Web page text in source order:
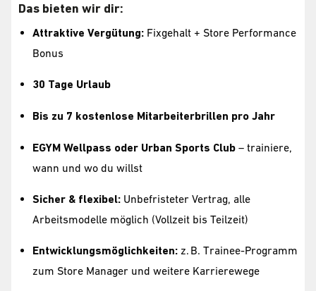
Das bieten wir dir:
Attraktive Vergütung: Fixgehalt + Store Performance
Bonus
30 Tage Urlaub
Bis zu 7 kostenlose Mitarbeiterbrillen pro Jahr
EGYM Wellpass oder Urban Sports Club – trainiere,
wann und wo du willst
Sicher & flexibel: Unbefristeter Vertrag, alle
Arbeitsmodelle möglich (Vollzeit bis Teilzeit)
Entwicklungsmöglichkeiten: z. B. Trainee-Programm
zum Store Manager und weitere Karrierewege